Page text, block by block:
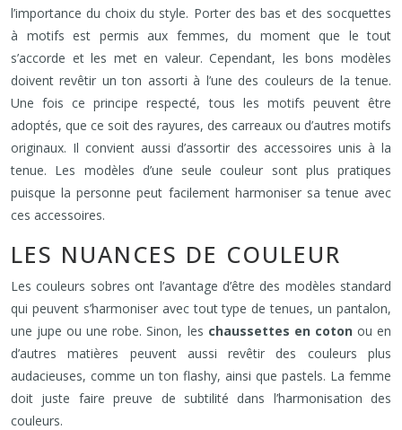
l’importance du choix du style. Porter des bas et des socquettes
à motifs est permis aux femmes, du moment que le tout
s’accorde et les met en valeur. Cependant, les bons modèles
doivent revêtir un ton assorti à l’une des couleurs de la tenue.
Une fois ce principe respecté, tous les motifs peuvent être
adoptés, que ce soit des rayures, des carreaux ou d’autres motifs
originaux. Il convient aussi d’assortir des accessoires unis à la
tenue. Les modèles d’une seule couleur sont plus pratiques
puisque la personne peut facilement harmoniser sa tenue avec
ces accessoires.
LES NUANCES DE COULEUR
Les couleurs sobres ont l’avantage d’être des modèles standard
qui peuvent s’harmoniser avec tout type de tenues, un pantalon,
une jupe ou une robe. Sinon, les chaussettes en cotonou en
d’autres matières peuvent aussi revêtir des couleurs plus
audacieuses, comme un ton flashy, ainsi que pastels. La femme
doit juste faire preuve de subtilité dans l’harmonisation des
couleurs.